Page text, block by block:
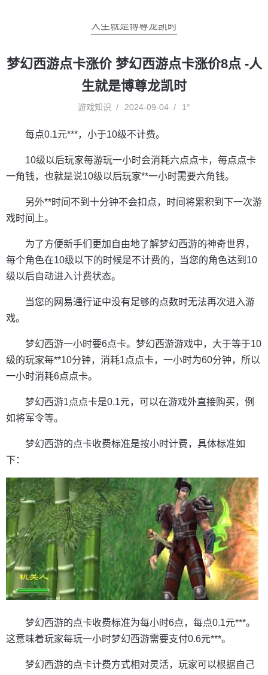
人生就是博尊龙凯时
梦幻西游点卡涨价 梦幻西游点卡涨价8点 -人
生就是博尊龙凯时
游戏知识 2024-09-04 1°
每点0.1元***，小于10级不计费。
10级以后玩家每游玩一小时会消耗六点点卡，每点点卡
一角钱，也就是说10级以后玩家**一小时需要六角钱。
另外**时间不到十分钟不会扣点，时间将累积到下一次游
戏时间上。
为了方便新手们更加自由地了解梦幻西游的神奇世界，
每个角色在10级以下的时候是不计费的，当您的角色达到10
级以后自动进入计费状态。
当您的网易通行证中没有足够的点数时无法再次进入游
戏。
梦幻西游一小时要6点卡。梦幻西游游戏中，大于等于10
级的玩家每**10分钟，消耗1点点卡，一小时为60分钟，所以
一小时消耗6点点卡。
梦幻西游1点点卡是0.1元，可以在游戏外直接购买，例
如将军令等。
梦幻西游的点卡收费标准是按小时计费，具体标准如
下：
梦幻西游的点卡收费标准为每小时6点，每点0.1元***。
这意味着玩家每玩一小时梦幻西游需要支付0.6元***。
梦幻西游的点卡计费方式相对灵活，玩家可以根据自己